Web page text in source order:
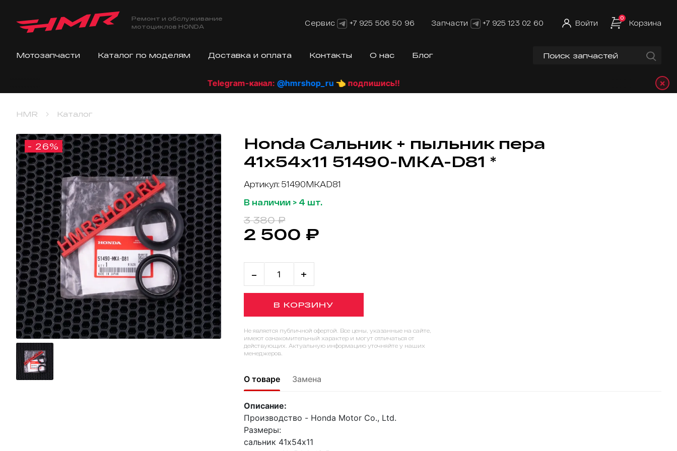
Ремонт и обслуживание
мотоциклов HONDA
Сервис +7 925 506 50 96 Запчасти +7 925 123 02 60 Войти
0
Корзина
Мотозапчасти Каталог по моделям Доставка и оплата Контакты О нас Блог
Telegram-канал:@hmrshop_ru👈 подпишись!! ×
HMR Каталог
- 26%
Honda Сальник + пыльник пера
41х54х11 51490-MKA-D81 *
Артикул: 51490MKAD81
В наличии > 4 шт.
3 380 ₽
2 500 ₽
- +
В КОРЗИНУ
Не является публичной офертой. Все цены, указанные на сайте,
имеют ознакомительный характер и могут отличаться от
действующих. Актуальную информацию уточняйте у наших
менеджеров.
О товаре Замена
Описание:
Производство - Honda Motor Co., Ltd.
Размеры:
сальник 41х54х11